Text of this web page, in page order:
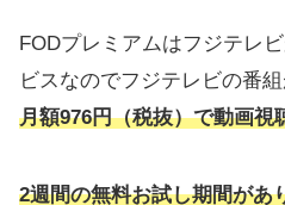
FODプレミアムはフジテレ
ビスなのでフジテレビの番
月額976円（税抜）で動画視
2週間の無料お試し期間があ